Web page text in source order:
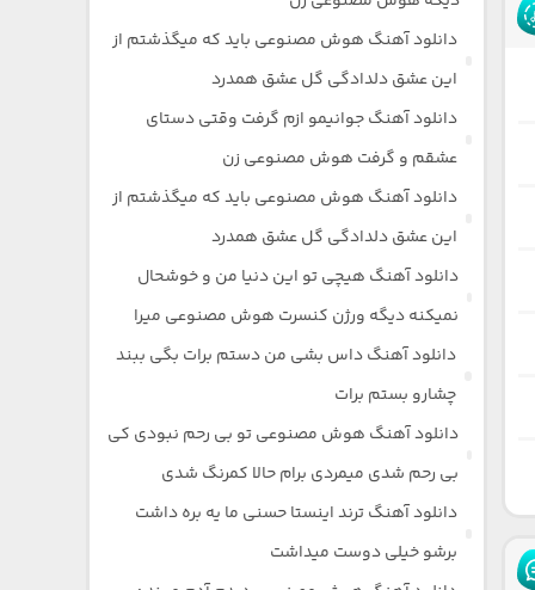
دانلود آهنگ هوش مصنوعی باید که میگذشتم از
این عشق دلدادگی گل عشق همدرد
دانلود آهنگ جوانیمو ازم گرفت وقتی دستای
عشقم و گرفت هوش مصنوعی زن
دانلود آهنگ هوش مصنوعی باید که میگذشتم از
این عشق دلدادگی گل عشق همدرد
دانلود آهنگ هیچی تو این دنیا من و خوشحال
نمیکنه دیگه ورژن کنسرت هوش مصنوعی میرا
دانلود آهنگ داس بشی من دستم برات بگی ببند
چشارو بستم برات
دانلود آهنگ هوش مصنوعی تو بی رحم نبودی کی
بی رحم شدی میمردی برام حالا کمرنگ شدی
دانلود آهنگ ترند اینستا حسنی ما یه بره داشت
برشو خیلی دوست میداشت